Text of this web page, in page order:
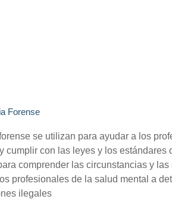
Forense
se utilizan para ayudar a los
cumplir con las leyes y los
comprender las circunstancias y
profesionales de la salud mental a
ilegales